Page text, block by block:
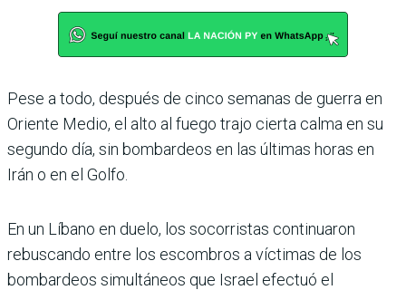
Pese a todo, después de cinco semanas de guerra en
Oriente Medio, el alto al fuego trajo cierta calma en su
segundo día, sin bombardeos en las últimas horas en
Irán o en el Golfo.
En un Líbano en duelo, los socorristas continuaron
rebuscando entre los escom­bros a víctimas de los
bom­bardeos simultáneos que Israel efectuó el